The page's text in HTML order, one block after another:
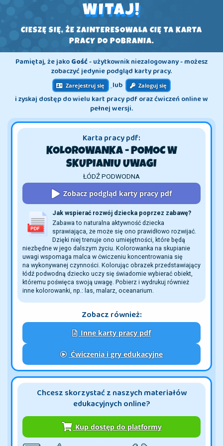
WITAJ!
CIESZĘ SIĘ, ŻE ZAINTERESOWAŁA CIĘ TA KARTA
PRACY DO POBRANIA.
Pamiętaj, że jakoGość- użytkownik niezalogowany - możesz
zobaczyć jedynie podgląd karty pracy.
Zarejestruj się lub Zaloguj się
i zyskaj dostęp do wielu kart pracy pdf oraz ćwiczeń online w
pełnej wersji.
Karta pracy pdf:
KOLOROWANKA - POMOC W
SKUPIANIU UWAGI
ŁÓDŹ PODWODNA
Zobacz podgląd karty pracy pdf
Jak wspierać rozwój dziecka poprzez zabawę?
Zabawa to naturalna aktywność dziecka
sprawiająca, że może się ono prawidłowo rozwijać.
Dzięki niej trenuje ono umiejętności, które będą
niezbędne w jego dalszym życiu. Kolorowanka na skupianie
uwagi wspomaga malca w ćwiczeniu koncentrowania się
na wykonywanej czynności. Kolorując obrazek przedstawiający
łódź podwodną dziecko uczy się świadomie wybierać obiekt,
któremu poświęca swoją uwagę. Pobierz i wydrukuj również
inne kolorowanki, np.: las, malarz, oceanarium.
Zobacz również:
Inne karty pracy pdf
Ćwiczenia i gry edukacyjne
Chcesz skorzystać z naszych materiałów
edukacyjnych online?
Kup dostęp do platformy